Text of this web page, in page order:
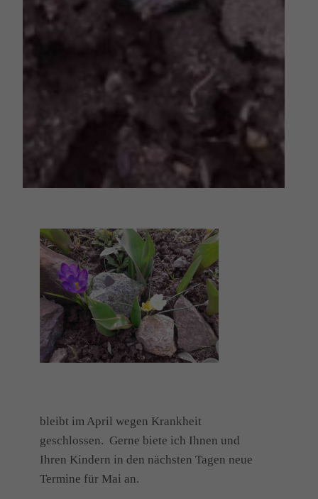
bleibt im April wegen Krankheit
geschlossen. Gerne biete ich Ihnen und
Ihren Kindern in den nächsten Tagen neue
Termine für Mai an.